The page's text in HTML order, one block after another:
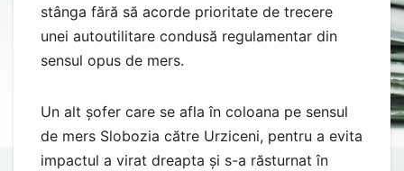
stânga fără să acorde prioritate de trecere
unei autoutilitare condusă regulamentar din
sensul opus de mers.
Un alt șofer care se afla în coloana pe sensul
de mers Slobozia către Urziceni, pentru a evita
impactul a virat dreapta și s-a răsturnat în